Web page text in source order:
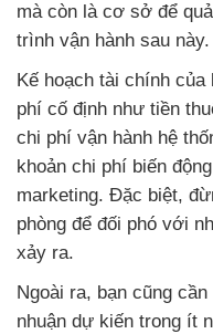
mà còn là cơ sở để
trình vận hành sau này.
Kế hoạch tài chính
phí cố định như tiền
chi phí vận hành hệ
khoản chi phí biến
marketing. Đặc biệt,
phòng để đối phó với
xảy ra.
Ngoài ra, bạn cũng
nhuận dự kiến trong ít